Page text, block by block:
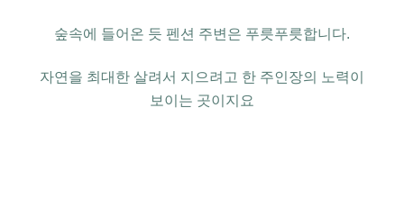
숲속에 들어온 듯 펜션 주변은 푸릇푸릇합니다.
자연을 최대한 살려서 지으려고 한 주인장의 노력이
보이는 곳이지요